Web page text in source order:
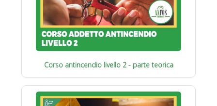
Corso antincendio livello 2 - parte teorica